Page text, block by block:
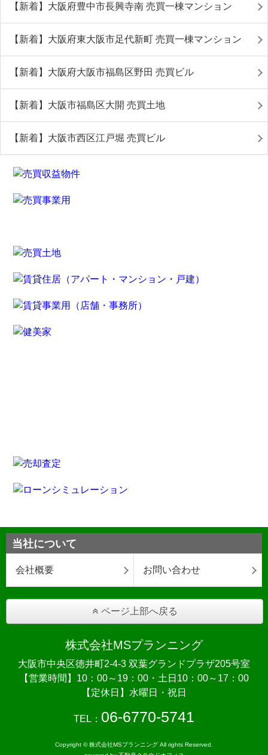
【新着】大阪府豊中市長興寺南 売買一棟マンション
【新着】大阪府東大阪市足代新町 売買一棟マンション
【新着】大阪府大阪市福島区野田 売買ビル
【新着】大阪市福島区大開 売買土地
【新着】大阪市西区江戸堀 売買ビル
当社について
会社概要 お問い合わせ
ページ上部へ戻る
株式会社MSプランニング
大阪市中央区徳井町2-4-3 双葉グランドプラザ205号室
【営業時間】10：00～19：00・土日10：00～17：00
【定休日】水曜日・祝日
TEL： 06-6770-5741
Copyright © 株式会社MSプランニング All rights Reserved.